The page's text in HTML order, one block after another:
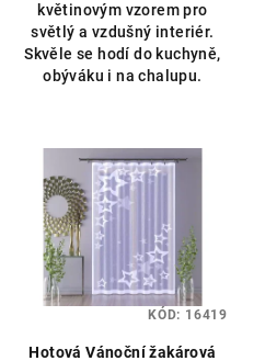
květinovým vzorem pro
světlý a vzdušný interiér.
Skvěle se hodí do kuchyně,
obýváku i na chalupu.
Hotová Vánoční žakárová
KÓD: 16419